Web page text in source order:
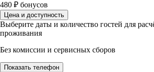
480 ₽ бонусов
Цена и доступность
Выберите даты и количество гостей для
проживания
Без комиссии и сервисных сборов
Показать телефон